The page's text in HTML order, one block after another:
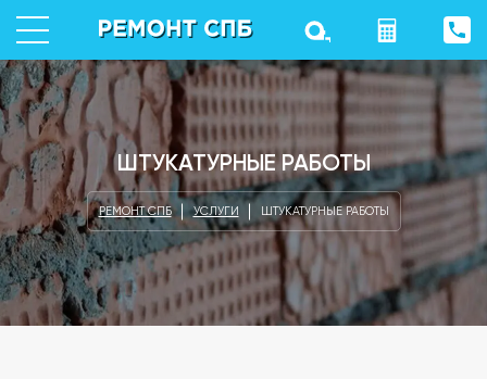
ШТУКАТУРНЫЕ РАБОТЫ
РЕМОНТ СПБ УСЛУГИ ШТУКАТУРНЫЕ РАБОТЫ